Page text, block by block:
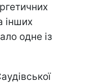
інших
одне із